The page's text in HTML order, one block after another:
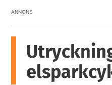
ANNONS